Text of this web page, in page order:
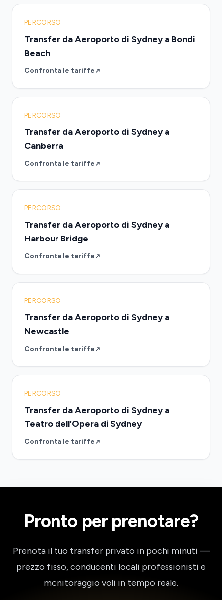
PERCORSO
Transfer da Aeroporto di Sydney a Bondi
Beach
Confronta le tariffe
PERCORSO
Transfer da Aeroporto di Sydney a
Canberra
Confronta le tariffe
PERCORSO
Transfer da Aeroporto di Sydney a
Harbour Bridge
Confronta le tariffe
PERCORSO
Transfer da Aeroporto di Sydney a
Newcastle
Confronta le tariffe
PERCORSO
Transfer da Aeroporto di Sydney a
Teatro dell’Opera di Sydney
Confronta le tariffe
Pronto per prenotare?
Prenota il tuo transfer privato in pochi minuti —
prezzo fisso, conducenti locali professionisti e
monitoraggio voli in tempo reale.